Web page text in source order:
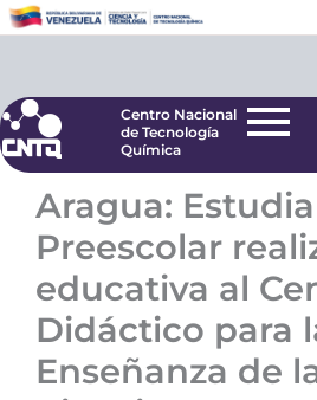
al
Centro Nacional
de Tecnología
Centro Nacional
de Tecnología
Química
Aragua:
Preescolar
educativa al
Didáctico para
Enseñanza de